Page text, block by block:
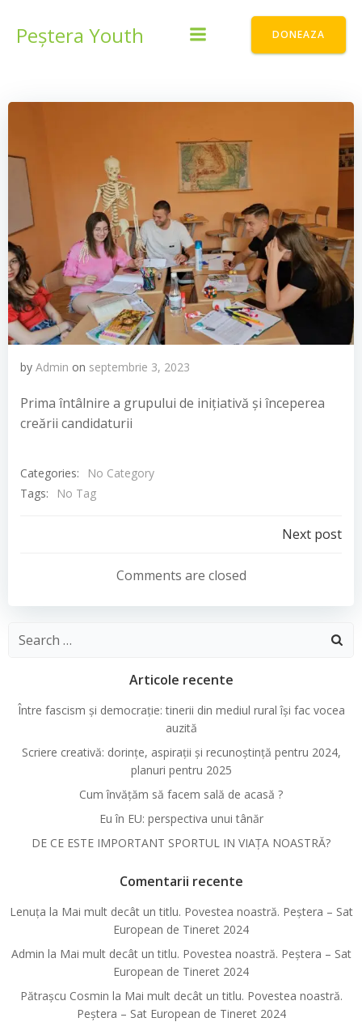
to
Peștera Youth DONEAZA
by Admin on septembrie 3, 2023
Prima întâlnire a grupului de inițiativă și începerea
creării candidaturii
Categories:
No Category
Tags:
No Tag
în
articole
Next post
Comments are closed
Search
Articole recente
Între fascism și democrație: tinerii din mediul rural își fac vocea
auzită
Scriere creativă: dorințe, aspirații și recunoștință pentru 2024,
planuri pentru 2025
Cum învățăm să facem sală de acasă ?
Eu în EU: perspectiva unui tânăr
DE CE ESTE IMPORTANT SPORTUL IN VIAȚA NOASTRĂ?
Comentarii recente
Lenuța la Mai mult decât un titlu. Povestea noastră. Peștera – Sat
European de Tineret 2024
Admin la Mai mult decât un titlu. Povestea noastră. Peștera – Sat
European de Tineret 2024
Pătraşcu Cosmin la Mai mult decât un titlu. Povestea noastră.
Peștera – Sat European de Tineret 2024